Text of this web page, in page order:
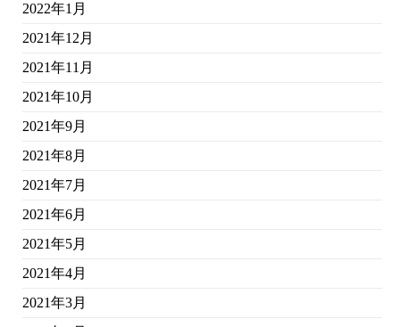
2022年1月
2021年12月
2021年11月
2021年10月
2021年9月
2021年8月
2021年7月
2021年6月
2021年5月
2021年4月
2021年3月